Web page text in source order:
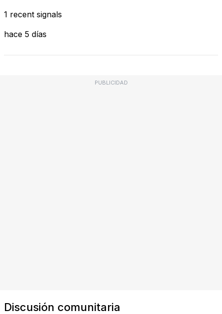
1 recent signals
hace 5 días
PUBLICIDAD
Discusión comunitaria